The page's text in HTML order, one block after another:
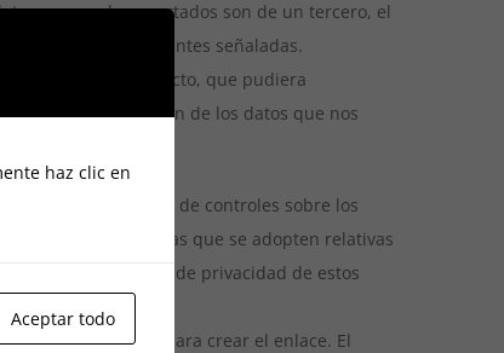
personales aportados son de un tercero, el
las finalidades antes señaladas.
directo o indirecto, que pudiera
y corrección de los datos que nos
ni son objeto de controles sobre los
ni de las medidas que se adopten relativas
de uso y la política de privacidad de estos
expreso para crear el enlace. El
haz clic en
Aceptar todo